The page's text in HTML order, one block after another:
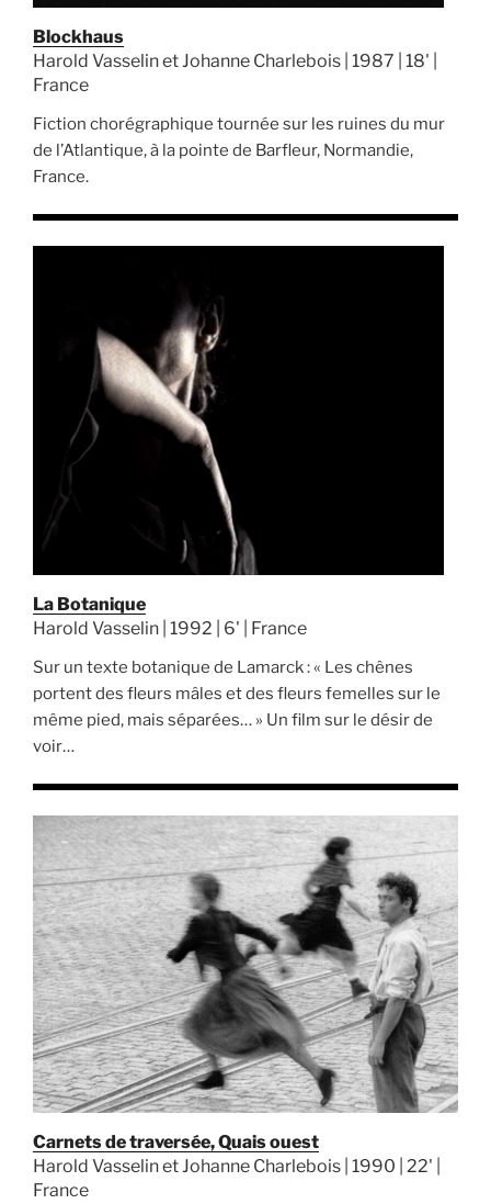
Blockhaus
Harold Vasselin et Johanne Charlebois | 1987 | 18' |
France
Fiction chorégraphique tournée sur les ruines du mur
de l’Atlantique, à la pointe de Barfleur, Normandie,
France.
La Botanique
Harold Vasselin | 1992 | 6' | France
Sur un texte botanique de Lamarck : « Les chênes
portent des fleurs mâles et des fleurs femelles sur le
même pied, mais séparées… » Un film sur le désir de
voir…
Carnets de traversée, Quais ouest
Harold Vasselin et Johanne Charlebois | 1990 | 22' |
France